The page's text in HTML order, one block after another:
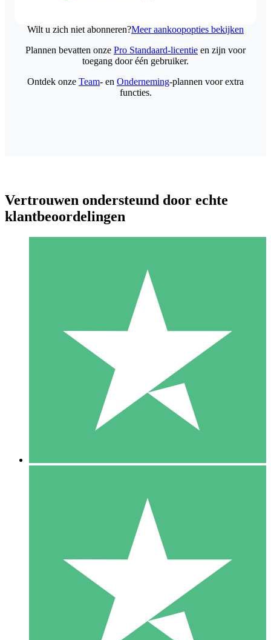
Wilt u zich niet abonneren?Meer aankoopopties bekijken
Individuele Creditpakketten
Betaal per gebruik met downloadtegoeden. Geen maandelijkse
1000
10 Downloaden
20 00
Plannen bevatten onze Pro Standaard-licentie en zijn voor
toegang door één gebruiker.
Ontdek onze Team- en Onderneming-plannen voor extra
functies.
Vertrouwen ondersteund door echte
klantbeoordelingen